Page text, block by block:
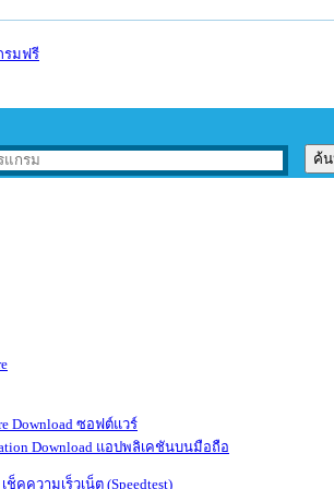
ซอฟต์แวร์
แอปพลิเคชันบนมือถือ
เช็คความเร็วเน็ต (Speedtest)